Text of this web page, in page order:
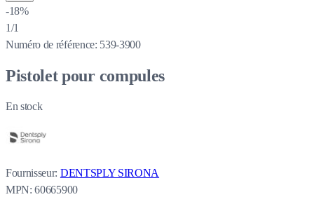
-18%
1/1
Numéro de référence: 539-3900
Pistolet pour compules
En stock
Fournisseur: DENTSPLY SIRONA
MPN: 60665900